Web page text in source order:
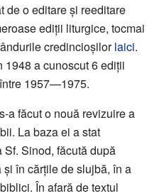
de o editare și reeditare
ediții liturgice, tocmai
credincioșilorlaici.
a cunoscut 6 ediții
1957—1975.
a făcut o nouă revizuire a
La baza ei a stat
Sinod, făcută după
și în cărțile de slujbă, în a
În afară de textul